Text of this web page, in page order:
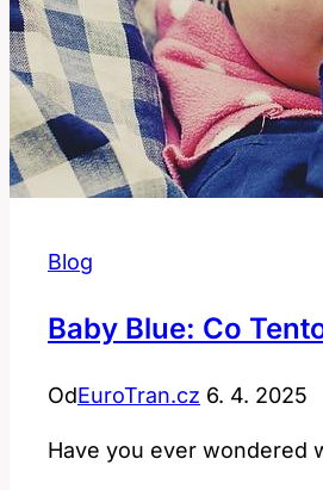
Blog
Baby Blue: Co
OdEuroTran.cz 6. 4. 2025
Have you ever wondered